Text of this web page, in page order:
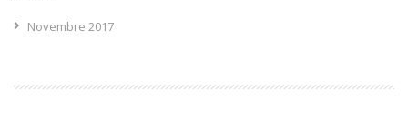
Novembre 2017